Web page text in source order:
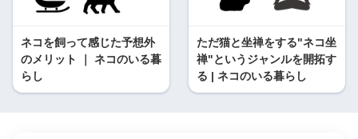
ネコを飼って感じた予想外
のメリット ｜ ネコのいる暮
らし
ただ猫と坐禅をする"ネコ坐
禅"というジャンルを開拓す
る | ネコのいる暮らし